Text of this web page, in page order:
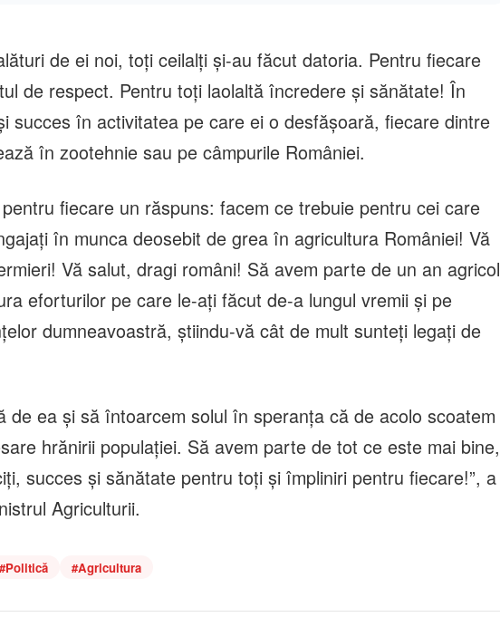
de ei noi, toţi ceilalţi şi-au făcut datoria. Pentru fiecare
de respect. Pentru toţi laolaltă încredere şi sănătate! În
succes în activitatea pe care ei o desfăşoară, fiecare dintre
în zootehnie sau pe câmpurile României.
fiecare un răspuns: facem ce trebuie pentru cei care
în munca deosebit de grea în agricultura României! Vă
Vă salut, dragi români! Să avem parte de un an agricol
eforturilor pe care le-aţi făcut de-a lungul vremii şi pe
dumneavoastră, ştiindu-vă cât de mult sunteţi legaţi de
de ea şi să întoarcem solul în speranţa că de acolo scoatem
hrănirii populaţiei. Să avem parte de tot ce este mai bine,
succes şi sănătate pentru toţi şi împliniri pentru fiecare!”, a
Agriculturii.
Politică #Agricultura